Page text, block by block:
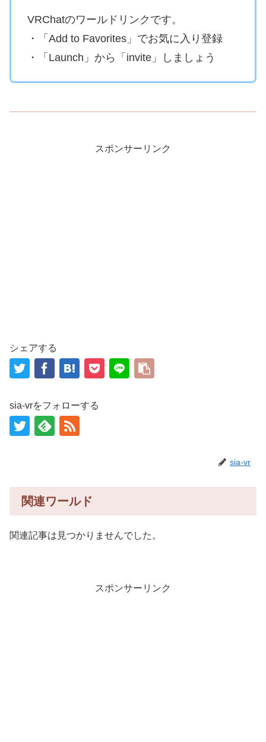
VRChatのワールドリンクです。
・「Add to Favorites」でお気に入り登録
・「Launch」から「invite」しましょう
スポンサーリンク
シェアする
sia-vrをフォローする
sia-vr
関連ワールド
関連記事は見つかりませんでした。
スポンサーリンク